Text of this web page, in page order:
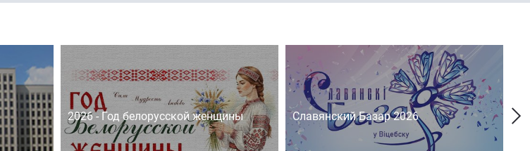
2026 - Год белорусской женщины Славянский Базар 2026